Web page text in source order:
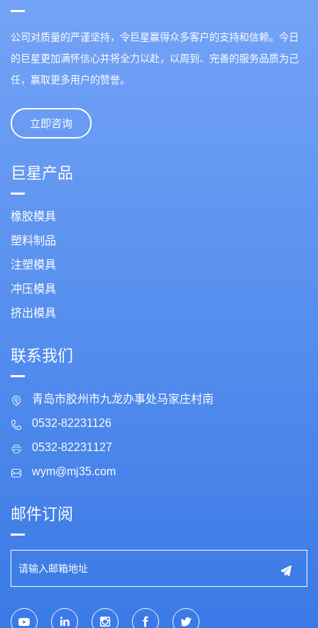
公司对质量的严谨坚持，令巨星赢得众多客户的支持和信赖。今日
的巨星更加满怀信心并将全力以赴，以周到、完善的服务品质为己
任，赢取更多用户的赞誉。
立即咨询
巨星产品
橡胶模具
塑料制品
注塑模具
冲压模具
挤出模具
联系我们
青岛市胶州市九龙办事处马家庄村南
0532-82231126
0532-82231127
wym@mj35.com
邮件订阅